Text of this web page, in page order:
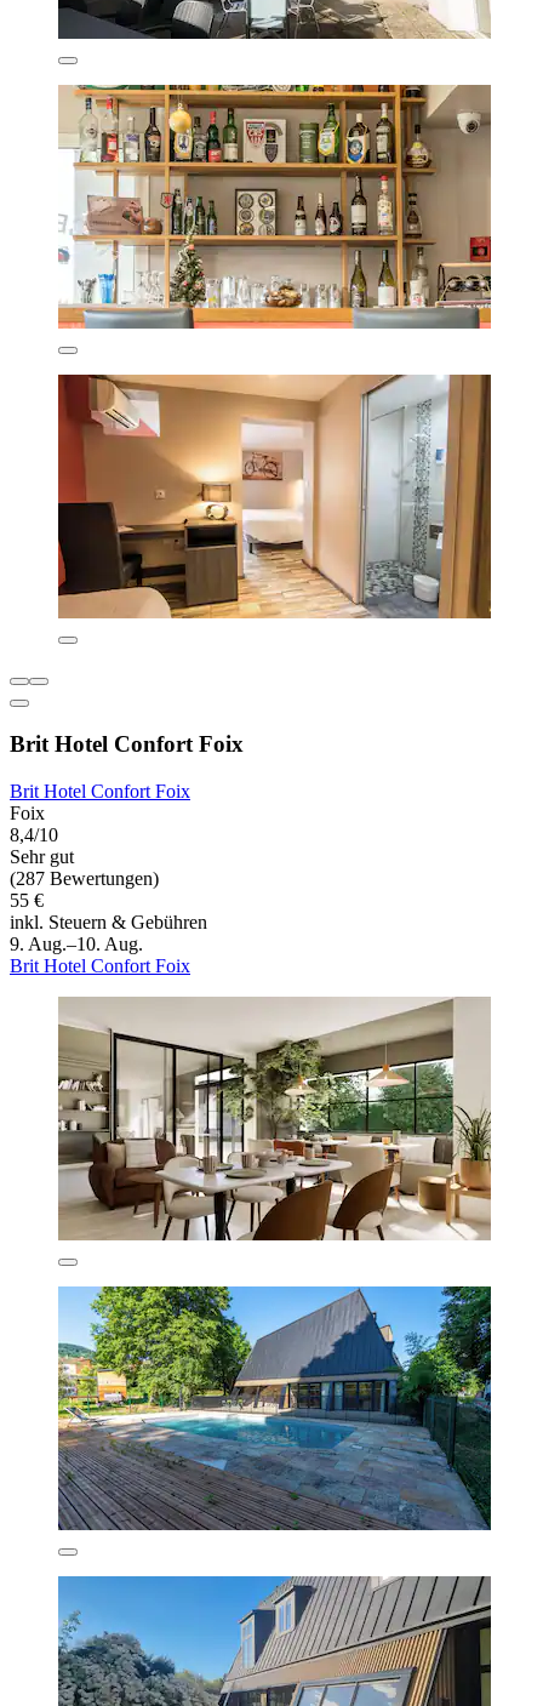
Brit Hotel Confort Foix
Brit Hotel Confort Foix
Foix
8,4/10
Sehr gut
(287 Bewertungen)
55 €
inkl. Steuern & Gebühren
9. Aug.–10. Aug.
Brit Hotel Confort Foix